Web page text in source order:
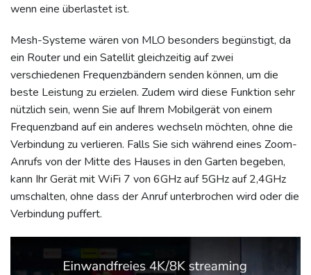
wenn eine überlastet ist.
Mesh-Systeme wären von MLO besonders begünstigt, da
ein Router und ein Satellit gleichzeitig auf zwei
verschiedenen Frequenzbändern senden können, um die
beste Leistung zu erzielen. Zudem wird diese Funktion sehr
nützlich sein, wenn Sie auf Ihrem Mobilgerät von einem
Frequenzband auf ein anderes wechseln möchten, ohne die
Verbindung zu verlieren. Falls Sie sich während eines Zoom-
Anrufs von der Mitte des Hauses in den Garten begeben,
kann Ihr Gerät mit WiFi 7 von 6GHz auf 5GHz auf 2,4GHz
umschalten, ohne dass der Anruf unterbrochen wird oder die
Verbindung puffert.